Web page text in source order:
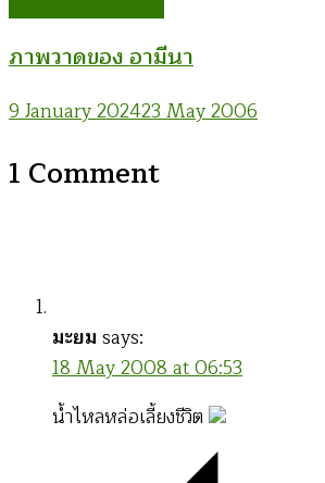
ภาพวาดของ อามีนา
9 January 202423 May 2006
1 Comment
มะยม says:
18 May 2008 at 06:53
น้ำไหลหล่อเลี้ยงชีวิต